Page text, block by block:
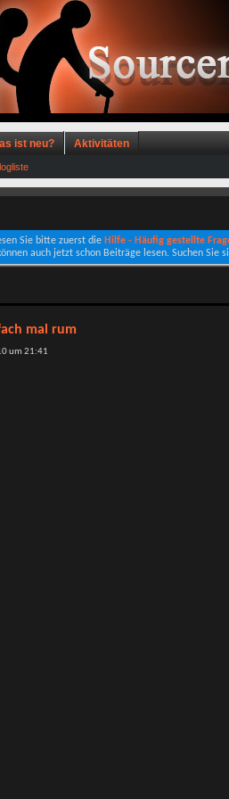
ist neu? Aktivitäten
Sie bitte zuerst die Hilfe - Häufig gestellte
auch jetzt schon Beiträge lesen. Suchen
mal rum
um 21:41